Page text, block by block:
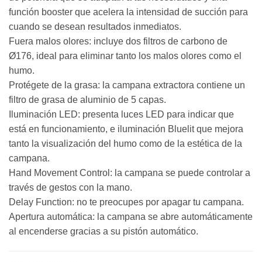
función booster que acelera la intensidad de succión para
cuando se desean resultados inmediatos.
Fuera malos olores: incluye dos filtros de carbono de
Ø176, ideal para eliminar tanto los malos olores como el
humo.
Protégete de la grasa: la campana extractora contiene un
filtro de grasa de aluminio de 5 capas.
Iluminación LED: presenta luces LED para indicar que
está en funcionamiento, e iluminación Bluelit que mejora
tanto la visualización del humo como de la estética de la
campana.
Hand Movement Control: la campana se puede controlar a
través de gestos con la mano.
Delay Function: no te preocupes por apagar tu campana.
Apertura automática: la campana se abre automáticamente
al encenderse gracias a su pistón automático.